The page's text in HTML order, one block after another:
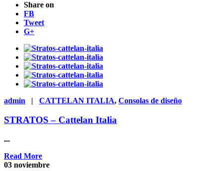
Share on
FB
Tweet
G+
admin | CATTELAN ITALIA, Consolas de diseño
STRATOS – Cattelan Italia
...
Read More
03 noviembre